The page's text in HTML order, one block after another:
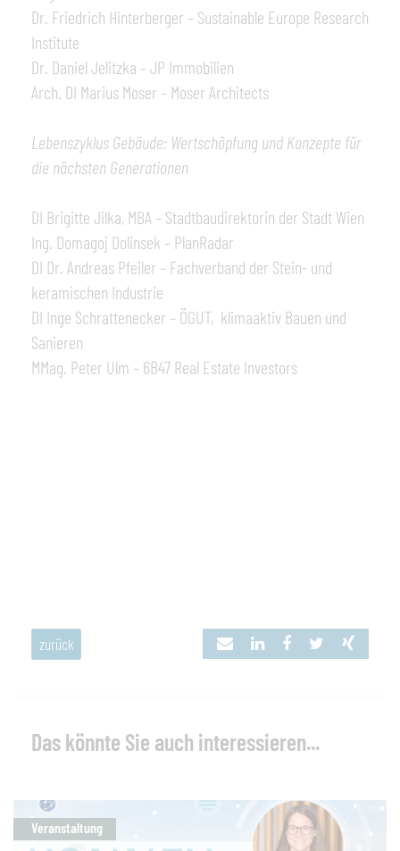
Dr. Friedrich Hinterberger – Sustainable Europe Research
Institute
Dr. Daniel Jelitzka – JP Immobilien
Arch. DI Marius Moser – Moser Architects
Lebenszyklus Gebäude: Wertschöpfung und Konzepte für
die nächsten Generationen
DI Brigitte Jilka, MBA – Stadtbaudirektorin der Stadt Wien
Ing. Domagoj Dolinsek – PlanRadar
DI Dr. Andreas Pfeiler – Fachverband der Stein- und
keramischen Industrie
DI Inge Schrattenecker – ÖGUT, klimaaktiv Bauen und
Sanieren
MMag. Peter Ulm – 6B47 Real Estate Investors
zurück
Das könnte Sie auch interessieren...
Veranstaltung